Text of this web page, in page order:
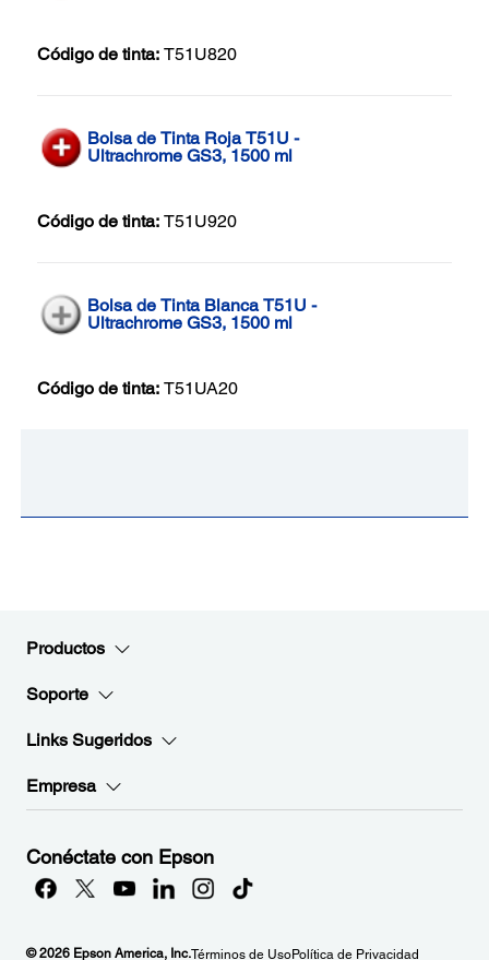
Código de tinta: T51U820
Bolsa de Tinta Roja T51U -
Ultrachrome GS3, 1500 ml
Código de tinta: T51U920
Bolsa de Tinta Blanca T51U -
Ultrachrome GS3, 1500 ml
Código de tinta: T51UA20
Productos
Soporte
Links Sugeridos
Empresa
Conéctate con Epson
© 2026 Epson America, Inc.Términos de UsoPolítica de Privacidad